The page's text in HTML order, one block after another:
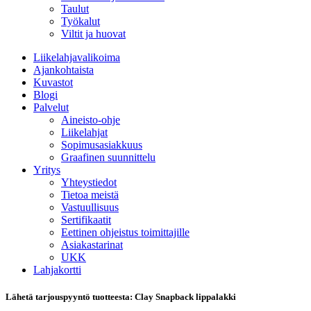
Taulut
Työkalut
Viltit ja huovat
Liikelahjavalikoima
Ajankohtaista
Kuvastot
Blogi
Palvelut
Aineisto-ohje
Liikelahjat
Sopimusasiakkuus
Graafinen suunnittelu
Yritys
Yhteystiedot
Tietoa meistä
Vastuullisuus
Sertifikaatit
Eettinen ohjeistus toimittajille
Asiakastarinat
UKK
Lahjakortti
Lähetä tarjouspyyntö tuotteesta: Clay Snapback lippalakki